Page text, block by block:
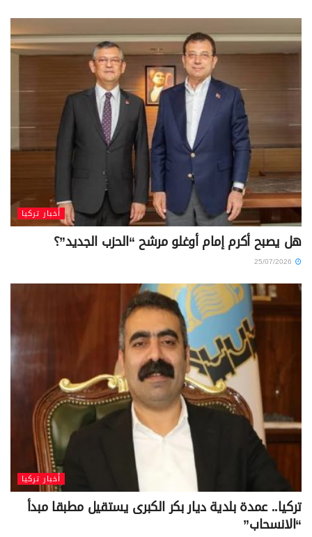
أخبار تركيا
هل يصبح أكرم إمام أوغلو مرشح “الحزب الجديد”؟
أخبار تركيا
تركيا.. عمدة بلدية ديار بكر الكبرى يستقيل مطبقا مبدأ
“الانسحاب”